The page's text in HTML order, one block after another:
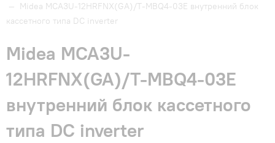
Доставка и оплата
Гарантия и сервис
Монтаж
Контакты
— Midea MCA3U-12HRFNX(GA)/T-MBQ4-03E внутренний блок
кассетного типа DC inverter
Midea MCA3U-
12HRFNX(GA)/T-MBQ4-03E
внутренний блок кассетного
типа DC inverter